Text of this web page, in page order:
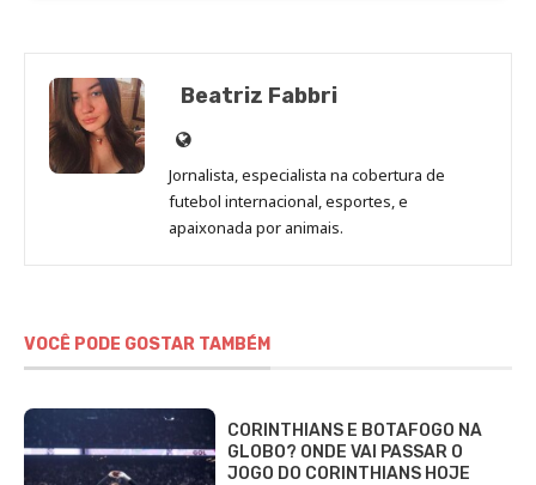
Beatriz Fabbri
Site
de
Beatriz
Fabbri
Jornalista, especialista na cobertura de
futebol internacional, esportes, e
apaixonada por animais.
VOCÊ PODE GOSTAR TAMBÉM
CORINTHIANS E BOTAFOGO NA
GLOBO? ONDE VAI PASSAR O
JOGO DO CORINTHIANS HOJE